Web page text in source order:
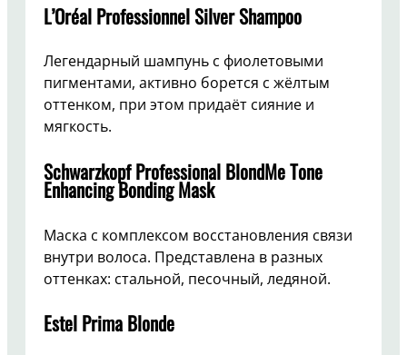
L’Oréal Professionnel Silver Shampoo
Легендарный шампунь с фиолетовыми
пигментами, активно борется с жёлтым
оттенком, при этом придаёт сияние и
мягкость.
Schwarzkopf Professional BlondMe Tone
Enhancing Bonding Mask
Маска с комплексом восстановления связи
внутри волоса. Представлена в разных
оттенках: стальной, песочный, ледяной.
Estel Prima Blonde